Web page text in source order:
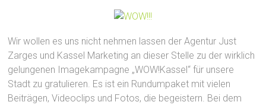
Wir wollen es uns nicht nehmen lassen der Agentur Just
Zarges und Kassel Marketing an dieser Stelle zu der wirklich
gelungenen Imagekampagne „WOW!Kassel“ für unsere
Stadt zu gratulieren. Es ist ein Rundumpaket mit vielen
Beiträgen, Videoclips und Fotos, die begeistern. Bei dem